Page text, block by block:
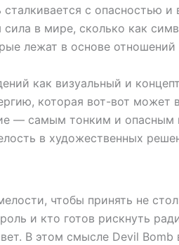
сталкивается с
в мире, сколько как
лежат в основе
как визуальный и
которая вот-вот может
— самым тонким и
в художественных
чтобы принять не
и кто готов рискнуть
В этом смысле Devil